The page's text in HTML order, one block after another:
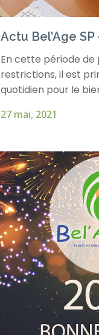
Actu Bel’Age SP
En cette période de
restrictions, il est
quotidien pour le
27 mai, 2021